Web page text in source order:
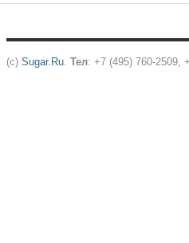
(c) Sugar.Ru. Тел: +7 (495) 760-2509,